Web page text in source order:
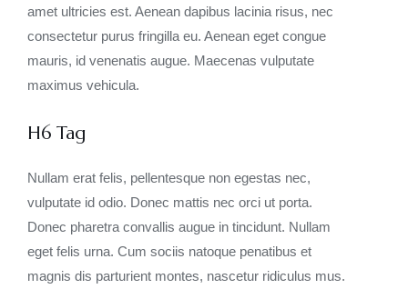
amet ultricies est. Aenean dapibus lacinia risus, nec
consectetur purus fringilla eu. Aenean eget congue
mauris, id venenatis augue. Maecenas vulputate
maximus vehicula.
H6 Tag
Nullam erat felis, pellentesque non egestas nec,
vulputate id odio. Donec mattis nec orci ut porta.
Donec pharetra convallis augue in tincidunt. Nullam
eget felis urna. Cum sociis natoque penatibus et
magnis dis parturient montes, nascetur ridiculus mus.